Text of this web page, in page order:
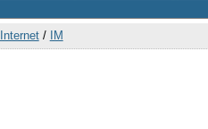
Internet/ IM